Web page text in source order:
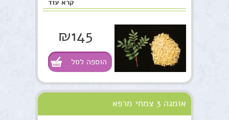
קרא עוד
₪145
הוספה לסל
אומגה 3 צמחי מרפא